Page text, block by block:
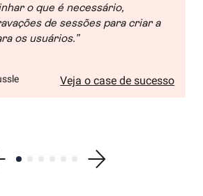
o que é necessário,
de sessões para criar a
os usuários.”
Veja o case de sucesso
Show previous testimonial
Show testimonial 1
Show testimonial 2
Show testimonial 3
Show testimonial 4
Show testimonial 5
Show testimonial 6
next testimonial